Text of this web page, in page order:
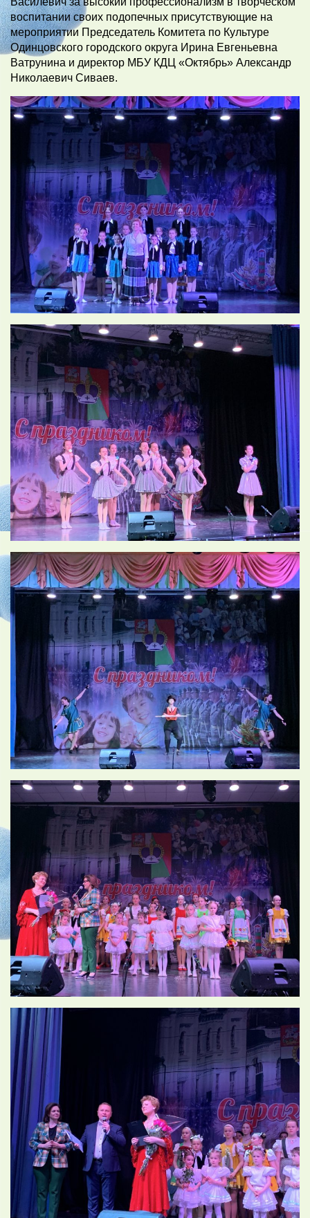
воспитании своих подопечных присутствующие на
мероприятии Председатель Комитета по Культуре
Одинцовского городского округа Ирина Евгеньевна
Ватрунина и директор МБУ КДЦ «Октябрь» Александр
Николаевич Сиваев.